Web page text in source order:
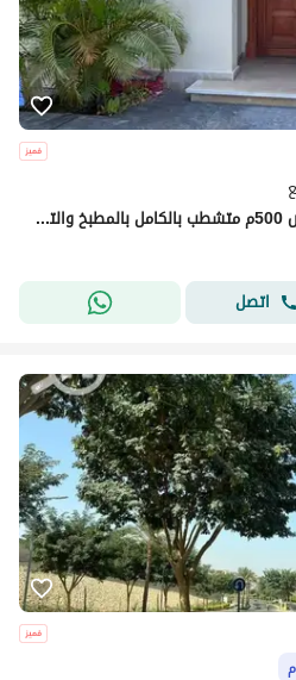
ستاندالون 305م على مساحة ارض 500م متشطب بالكامل بالمطبخ والتكيفات والدريسنج موقع مميز جدا بحري في اب تاون كايرو المقطم Up Town Cairo Mokattam
اتصل